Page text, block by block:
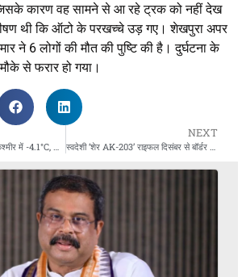
कारण वह सामने से आ रहे ट्रक को नहीं देख
थी कि ऑटो के परखच्चे उड़ गए। शेखपुरा अपर
ने 6 लोगों की मौत की पुष्टि की है। दुर्घटना के
से फरार हो गया।
नवंबर में ही कड़ाके की ठंड, कश्मीर में -4.1°C, दिल्ली AQI 396 पार
NEXT
स्वदेशी ‘शेर AK-203’ राइफल दिसंबर से बॉर्डर पर तैनात, INSAS को कहेगा अलविदा